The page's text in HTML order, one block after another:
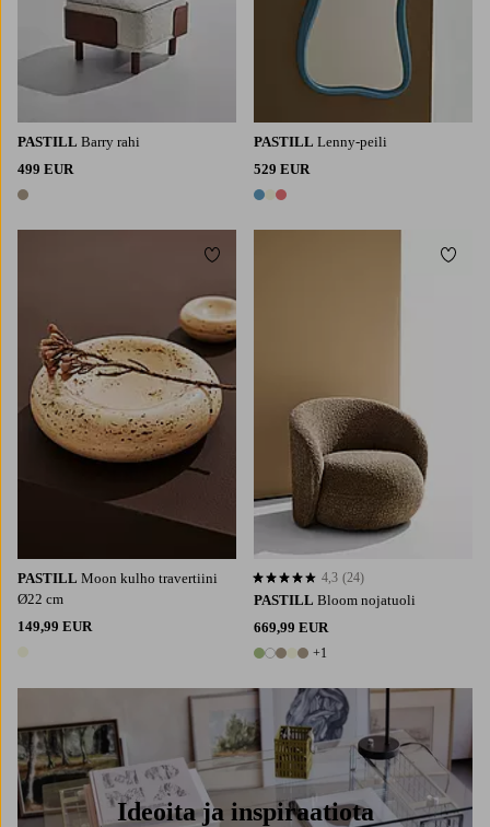
PASTILL Barry rahi
499 EUR
1 väri
PASTILL Lenny-peili
529 EUR
3 värejä
PASTILL Moon kulho travertiini
Ø22 cm
149,99 EUR
Lisää suosikkeihin
Ideoita ja inspiraatiota
PASTILL Bloom nojatuoli
669,99 EUR
6 värejä
+1
4,3 perustuen 24 arvosanaan
4,3 (24)
Lisää